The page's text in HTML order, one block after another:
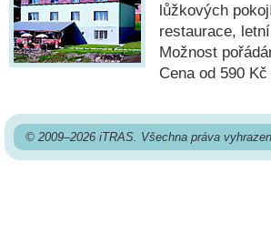
lůžkových
restaurace,
Možnost
Cena od 590
© 2009–2026 iTRAS. Všechna práva